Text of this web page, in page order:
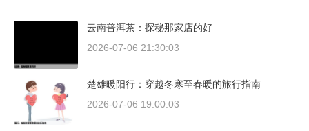
云南普洱茶：探秘那家店的好
2026-07-06 21:30:03
楚雄暖阳行：穿越冬寒至春暖的旅行指南
2026-07-06 19:00:03